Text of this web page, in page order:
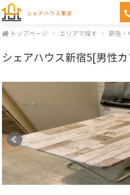
トップページ エリアで探す 新宿・
シェアハウス新宿5[男性